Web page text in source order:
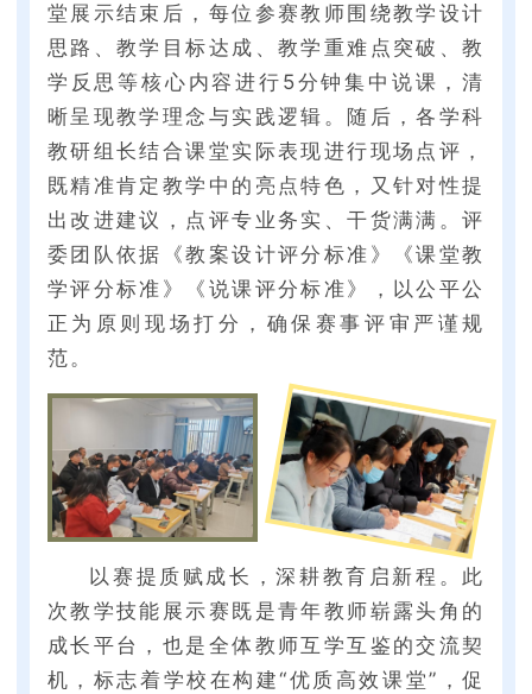
堂展示结束后，每位参赛教师围绕教学设计
思路、教学目标达成、教学重难点突破、教
学反思等核心内容进行5分钟集中说课，清
晰呈现教学理念与实践逻辑。随后，各学科
教研组长结合课堂实际表现进行现场点评，
既精准肯定教学中的亮点特色，又针对性提
出改进建议，点评专业务实、干货满满。评
委团队依据《教案设计评分标准》《课堂教
学评分标准》《说课评分标准》，以公平公
正为原则现场打分，确保赛事评审严谨规
范。
以赛提质赋成长，深耕教育启新程。此
次教学技能展示赛既是青年教师崭露头角的
成长平台，也是全体教师互学互鉴的交流契
机，标志着学校在构建“优质高效课堂”，促